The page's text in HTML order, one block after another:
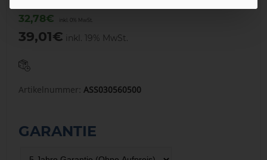
32,78€ inkl. 0% MwSt.
39,01€ inkl. 19% MwSt.
Artikelnummer: ASS030560500
GARANTIE